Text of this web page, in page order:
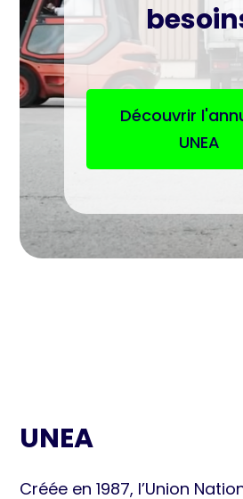
Découvrir
UNEA
UNEA
Créée en 1987, l’Union